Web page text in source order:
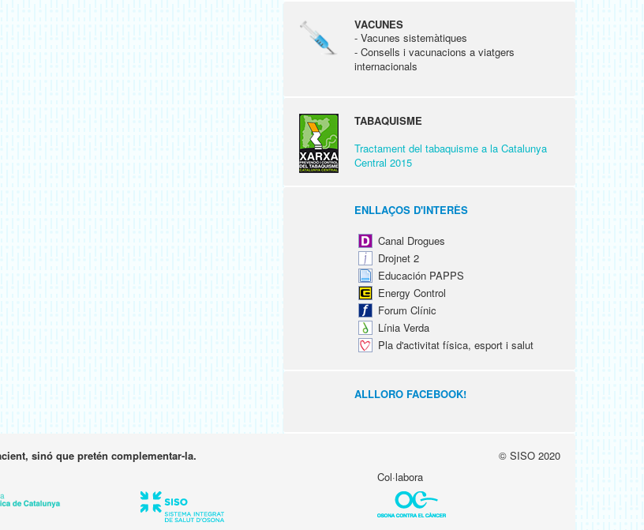
VACUNES
- Vacunes sistemàtiques
- Consells i vacunacions a viatgers
internacionals
TABAQUISME
Tractament del tabaquisme a la Catalunya
Central 2015
ENLLAÇOS D'INTERÈS
Canal Drogues
Drojnet 2
Educación PAPPS
Energy Control
Forum Clínic
Línia Verda
Pla d'activitat física, esport i salut
ALLLORO FACEBOOK!
sinó que pretén complementar-la.
© SISO 2020
Col·labora